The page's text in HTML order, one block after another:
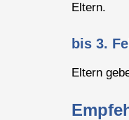
Eltern.
bis 3.
Eltern